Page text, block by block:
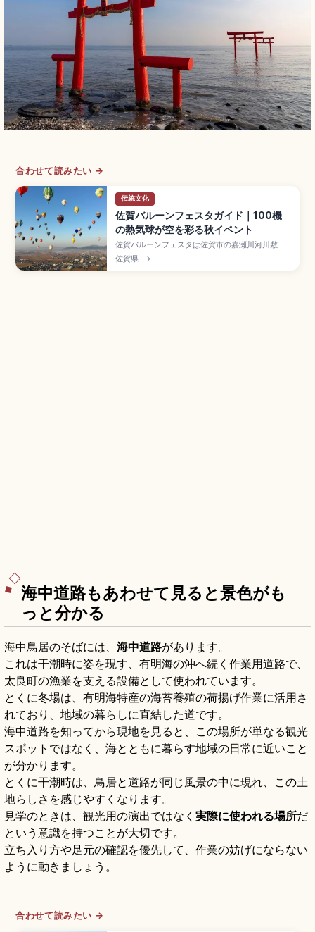
合わせて読みたい →
伝統文化
佐賀バルーンフェスタガイド｜100機
の熱気球が空を彩る秋イベント
佐賀バルーンフェスタは佐賀市の嘉瀬川河川敷で
例年10月下〜11月上に開催されるアジア最大級の
熱気球イベントで、100機以上の熱気球が空を彩
佐賀県 →
海中道路もあわせて見ると景色がも
っと分かる
海中鳥居のそばには、 海中道路があります。
これは干潮時に姿を現す、有明海の沖へ続く作業用道路で、
太良町の漁業を支える設備として使われています。
とくに冬場は、有明海特産の海苔養殖の荷揚げ作業に活用さ
れており、地域の暮らしに直結した道です。
海中道路を知ってから現地を見ると、この場所が単なる観光
スポットではなく、海とともに暮らす地域の日常に近いこと
が分かります。
とくに干潮時は、鳥居と道路が同じ風景の中に現れ、この土
地らしさを感じやすくなります。
見学のときは、観光用の演出ではなく 実際に使われる場所だ
という意識を持つことが大切です。
立ち入り方や足元の確認を優先して、作業の妨げにならない
ように動きましょう。
合わせて読みたい →